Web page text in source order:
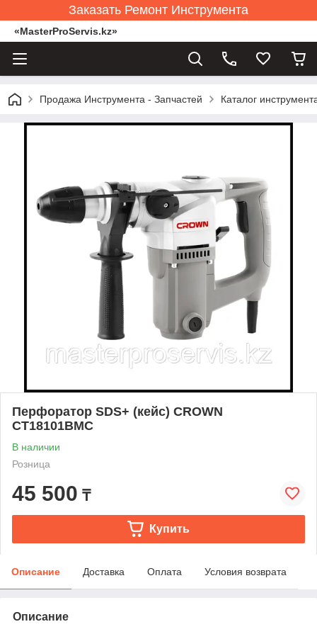
Заказать Ремонт Инструмента
«MasterProServis.kz»
Продажа Инструмента - Запчастей Каталог
Перфоратор SDS+ (кейс) CROWN
CT18101BMC
В наличии
Розница
45 500 ₸
Купить
Описание Доставка Оплата Условия возврата
Описание